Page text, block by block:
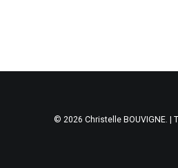
© 2026 Christelle BOUVIGNE. |